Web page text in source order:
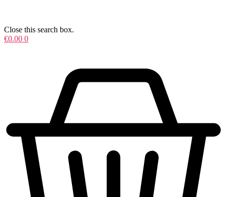
Close this search box.
€0.00 0